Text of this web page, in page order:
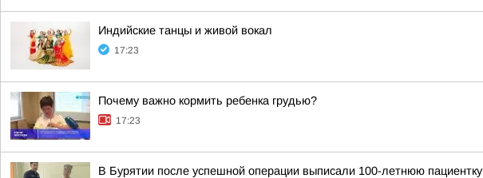
Индийские танцы и живой вокал
17:23
Почему важно кормить ребенка грудью?
17:23
В Бурятии после успешной операции выписали 100-летнюю пациентку